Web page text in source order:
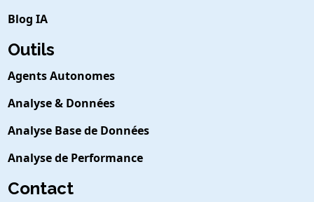
Blog IA
Outils
Agents Autonomes
Analyse & Données
Analyse Base de Données
Analyse de Performance
Contact